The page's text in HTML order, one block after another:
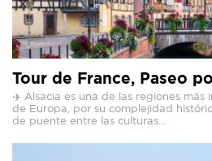
Tour de France, Paseo
✈️ Alsacia es una de las regiones más
de Europa, por su complejidad
de puente entre las culturas...